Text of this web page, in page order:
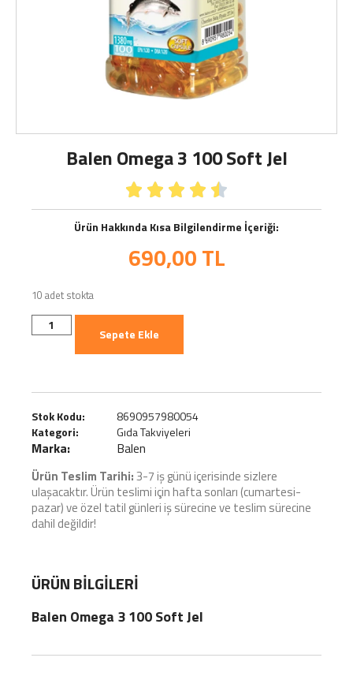
Balen Omega 3 100 Soft Jel
    
Ürün Hakkında Kısa Bilgilendirme İçeriği:
690,00TL
10 adet stokta
Sepete Ekle
Stok Kodu:
8690957980054
Kategori:
Gıda Takviyeleri
Marka: Balen
Ürün Teslim Tarihi:3-7 iş günü içerisinde sizlere
ulaşacaktır. Ürün teslimi için hafta sonları (cumartesi-
pazar) ve özel tatil günleri iş sürecine ve teslim sürecine
dahil değildir!
ÜRÜN BILGILERI
Balen Omega 3 100 Soft Jel